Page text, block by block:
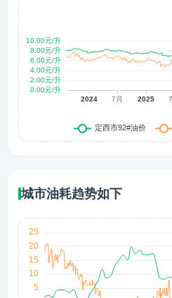
城市油耗趋势如下